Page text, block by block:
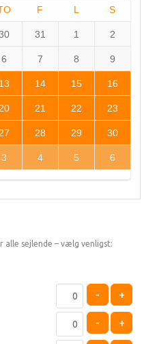
F L S
31 1 2
6 7 8 9
13 14 15 16
20 21 22 23
27 28 29 30
3 4 5 6
alle sejlende – vælg venligst:
- +
- +